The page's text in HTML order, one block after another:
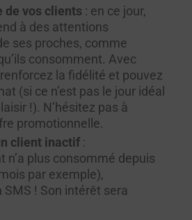
de vos clients : en ce jour,
à des attentions
ses proches, comme
consomment. Avec
la fidélité et pouvez
(si ce n’est pas le jour idéal
!). N’hésitez pas à
promotionnelle.
client inactif :
n’a plus consommé depuis
par exemple),
SMS ! Son intérêt sera